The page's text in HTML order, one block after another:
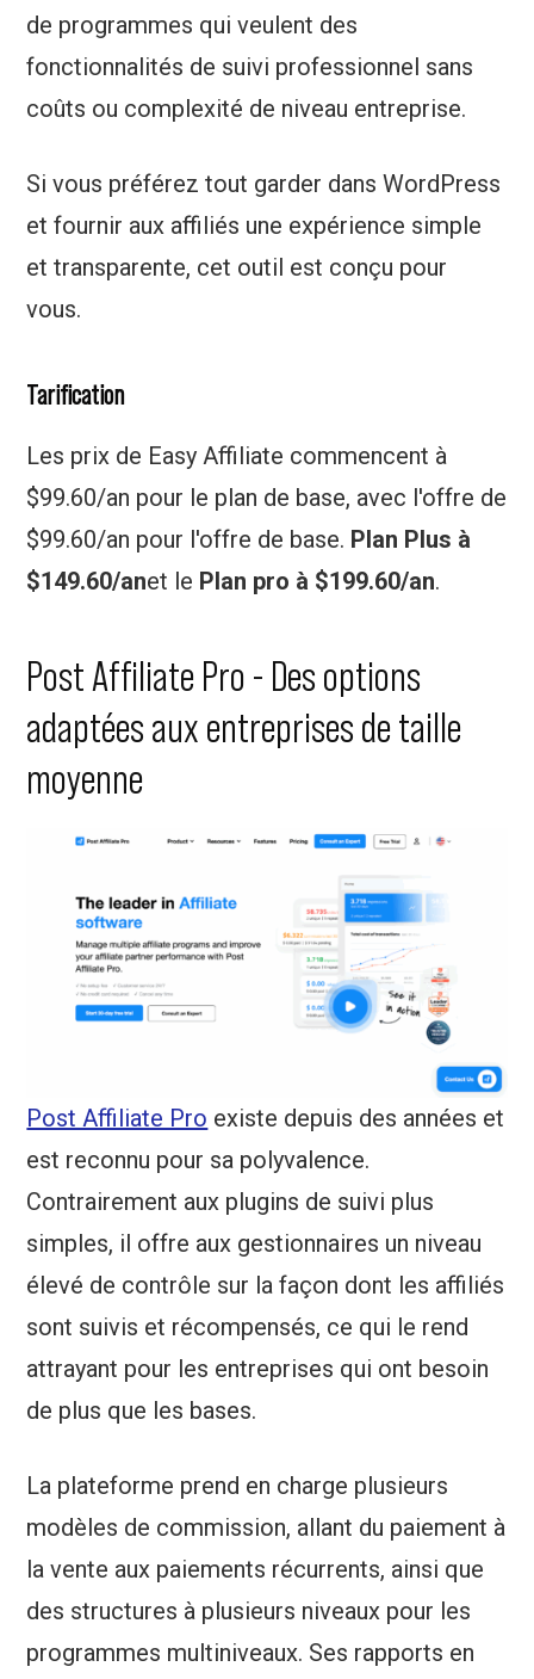
de programmes qui veulent des
fonctionnalités de suivi professionnel sans
coûts ou complexité de niveau entreprise.
Si vous préférez tout garder dans WordPress
et fournir aux affiliés une expérience simple
et transparente, cet outil est conçu pour
vous.
Tarification
Les prix de Easy Affiliate commencent à
$99.60/an pour le plan de base, avec l'offre de
$99.60/an pour l'offre de base. Plan Plus à
$149.60/anet le Plan pro à $199.60/an.
Post Affiliate Pro - Des options
adaptées aux entreprises de taille
moyenne
Post Affiliate Pro existe depuis des années et
est reconnu pour sa polyvalence.
Contrairement aux plugins de suivi plus
simples, il offre aux gestionnaires un niveau
élevé de contrôle sur la façon dont les affiliés
sont suivis et récompensés, ce qui le rend
attrayant pour les entreprises qui ont besoin
de plus que les bases.
La plateforme prend en charge plusieurs
modèles de commission, allant du paiement à
la vente aux paiements récurrents, ainsi que
des structures à plusieurs niveaux pour les
programmes multiniveaux. Ses rapports en